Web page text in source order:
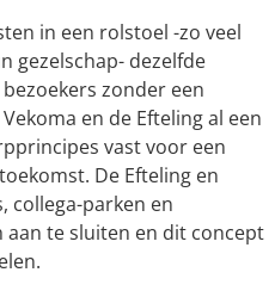
in een rolstoel -zo veel
gezelschap- dezelfde
zonder een
en de Efteling al een
vast voor een
De Efteling en
collega-parken en
te sluiten en dit concept